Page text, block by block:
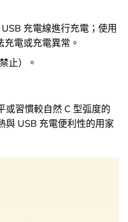
充電線進行充電；使用
電或充電異常。
止）。
或習慣較自然 C 型弧度的
與 USB 充電便利性的用家